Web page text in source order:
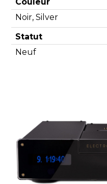
Noir, Silver
Statut
Neuf